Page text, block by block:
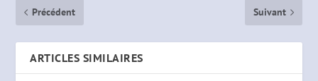
Précédent
Suivant
ARTICLES SIMILAIRES